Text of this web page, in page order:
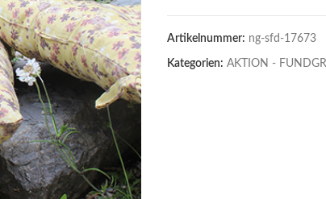
Artikelnummer: ng-sfd-17673
Kategorien: AKTION -